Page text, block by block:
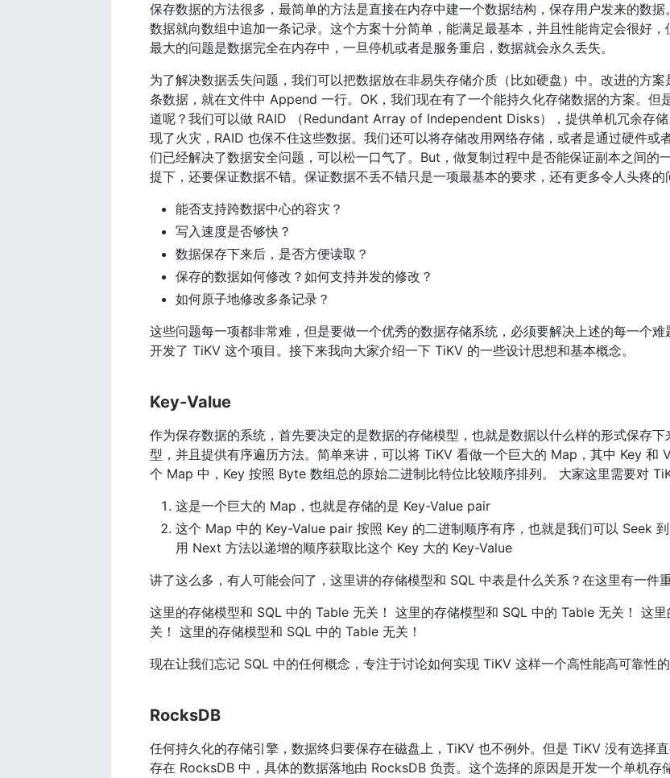
保存数据的方法很多，最简单的方法是直接在内存中建一个数据结构，保存用户发来的数
数据就向数组中追加一条记录。这个方案十分简单，能满足最基本，并且性能肯定会很好
最大的问题是数据完全在内存中，一旦停机或者是服务重启，数据就会永久丢失。
为了解决数据丢失问题，我们可以把数据放在非易失存储介质（比如硬盘）中。改进的方
条数据，就在文件中 Append 一行。OK，我们现在有了一个能持久化存储数据的方案。但
道呢？我们可以做 RAID （Redundant Array of Independent Disks），提供单机冗余存
现了火灾，RAID 也保不住这些数据。我们还可以将存储改用网络存储，或者是通过硬件或
们已经解决了数据安全问题，可以松一口气了。But，做复制过程中是否能保证副本之间的
提下，还要保证数据不错。保证数据不丢不错只是一项最基本的要求，还有更多令人头疼的
能否支持跨数据中心的容灾？
写入速度是否够快？
数据保存下来后，是否方便读取？
保存的数据如何修改？如何支持并发的修改？
如何原子地修改多条记录？
这些问题每一项都非常难，但是要做一个优秀的数据存储系统，必须要解决上述的每一个
开发了 TiKV 这个项目。接下来我向大家介绍一下 TiKV 的一些设计思想和基本概念。
Key-Value
作为保存数据的系统，首先要决定的是数据的存储模型，也就是数据以什么样的形式保存
型，并且提供有序遍历方法。简单来讲，可以将 TiKV 看做一个巨大的 Map，其中 Key 和
个 Map 中，Key 按照 Byte 数组总的原始二进制比特位比较顺序排列。 大家这里需要对
这是一个巨大的 Map，也就是存储的是 Key-Value pair
这个 Map 中的 Key-Value pair 按照 Key 的二进制顺序有序，也就是我们可以 Seek
用 Next 方法以递增的顺序获取比这个 Key 大的 Key-Value
讲了这么多，有人可能会问了，这里讲的存储模型和 SQL 中表是什么关系？在这里有一件
这里的存储模型和 SQL 中的 Table 无关！ 这里的存储模型和 SQL 中的 Table 无关！ 这
关！ 这里的存储模型和 SQL 中的 Table 无关！
现在让我们忘记 SQL 中的任何概念，专注于讨论如何实现 TiKV 这样一个高性能高可靠性
RocksDB
任何持久化的存储引擎，数据终归要保存在磁盘上，TiKV 也不例外。但是 TiKV 没有选择
存在 RocksDB 中，具体的数据落地由 RocksDB 负责。这个选择的原因是开发一个单机存